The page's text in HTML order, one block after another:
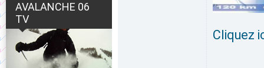
AVALANCHE 06
TV
Cliquez